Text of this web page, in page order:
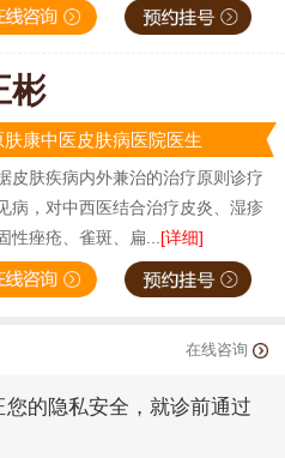
彬
肤康中医皮肤病医院医生
皮肤疾病内外兼治的治疗原则诊疗
病，对中西医结合治疗皮炎、湿疹
性痤疮、雀斑、扁...[详细]
在线咨询
的隐私安全，就诊前通过